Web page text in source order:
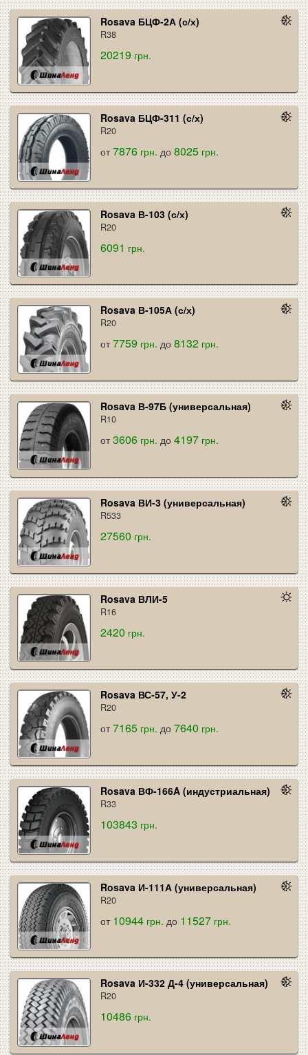
Rosava БЦФ-2А (с/х)
R38
20219 грн.
Rosava БЦФ-311 (с/х)
R20
от7876 грн. до8025 грн.
Rosava В-103 (с/х)
R20
6091 грн.
Rosava В-105А (с/х)
R20
от7759 грн. до8132 грн.
Rosava В-97Б (универсальная)
R10
от3606 грн. до4197 грн.
Rosava ВИ-3 (универсальная)
R533
27560 грн.
Rosava ВЛИ-5
R16
2420 грн.
Rosava ВС-57, У-2
R20
от7165 грн. до7640 грн.
Rosava ВФ-166A (индустриальная)
R33
103843 грн.
Rosava И-111А (универсальная)
R20
от 10944 грн. до 11527 грн.
Rosava И-332 Д-4 (универсальная)
R20
10486 грн.